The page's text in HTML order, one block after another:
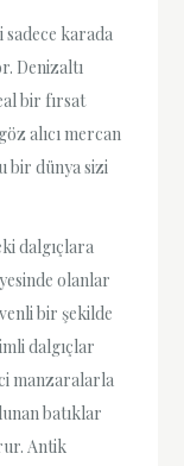
karada
Denizaltı
bir fırsat
alıcı mercan
bir dünya sizi
dalgıçlara
olanlar
bir şekilde
dalgıçlar
manzaralarla
batıklar
Antik